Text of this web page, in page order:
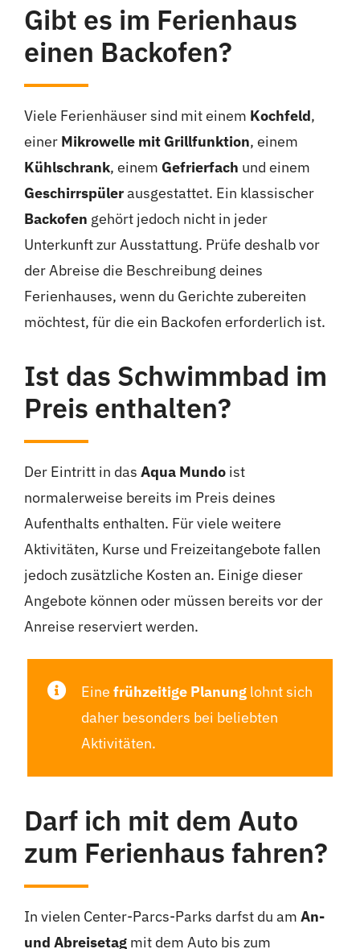
Gibt es im Ferienhaus
einen Backofen?
Viele Ferienhäuser sind mit einem Kochfeld,
einer Mikrowelle mit Grillfunktion, einem
Kühlschrank, einem Gefrierfach und einem
Geschirrspülerausgestattet. Ein klassischer
Backofen gehört jedoch nicht in jeder
Unterkunft zur Ausstattung. Prüfe deshalb vor
der Abreise die Beschreibung deines
Ferienhauses, wenn du Gerichte zubereiten
möchtest, für die ein Backofen erforderlich ist.
Ist das Schwimmbad im
Preis enthalten?
Der Eintritt in das Aqua Mundoist
normalerweise bereits im Preis deines
Aufenthalts enthalten. Für viele weitere
Aktivitäten, Kurse und Freizeitangebote fallen
jedoch zusätzliche Kosten an. Einige dieser
Angebote können oder müssen bereits vor der
Anreise reserviert werden.
Eine frühzeitige Planunglohnt sich
daher besonders bei beliebten
Aktivitäten.
Darf ich mit dem Auto
zum Ferienhaus fahren?
In vielen Center-Parcs-Parks darfst du am An-
und Abreisetagmit dem Auto bis zum